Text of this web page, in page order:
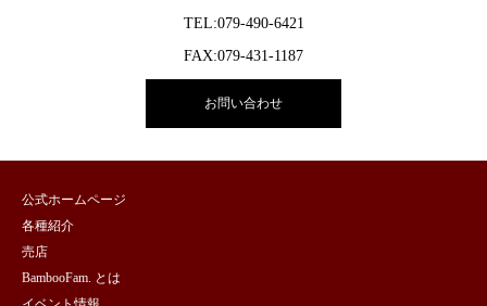
TEL:079-490-6421
FAX:079-431-1187
お問い合わせ
公式ホームページ
各種紹介
売店
BambooFam. とは